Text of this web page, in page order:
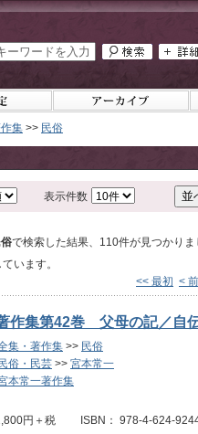
集 >> 民俗
表示件数
で検索した結果、110件が見つかりま
います。
<< 最初 <
作集第42巻 父母の記／自
集・著作集 >> 民俗
民俗・民芸 >> 宮本常一
本常一著作集
円＋税 ISBN： 978-4-624-